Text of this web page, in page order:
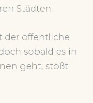
Städten.
der öffentliche
sobald es in
geht, stößt